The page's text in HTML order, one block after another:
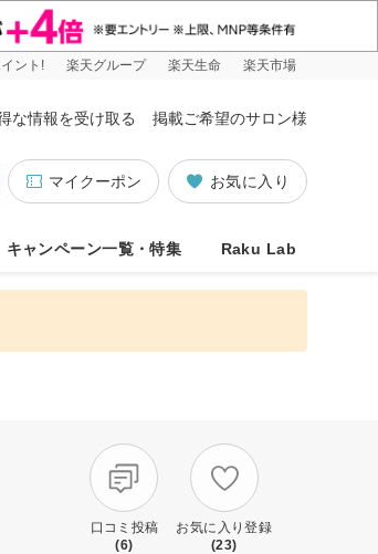
ント! 楽天グループ 楽天生命 楽天市場
な情報を受け取る 掲載ご希望のサロン様
お気に入り
マイクーポン
キャンペーン一覧・特集 Raku Lab
口コミ投稿
(6)
お気に入り登録
(23)